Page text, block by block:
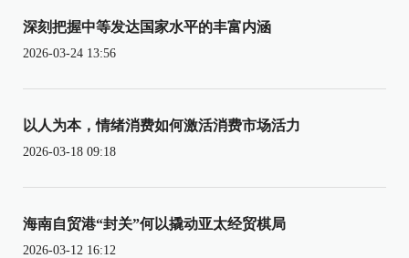
深刻把握中等发达国家水平的丰富内涵
2026-03-24 13:56
以人为本，情绪消费如何激活消费市场活力
2026-03-18 09:18
海南自贸港“封关”何以撬动亚太经贸棋局
2026-03-12 16:12